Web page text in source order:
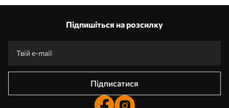
Підпишіться на розсилку
Підписатися